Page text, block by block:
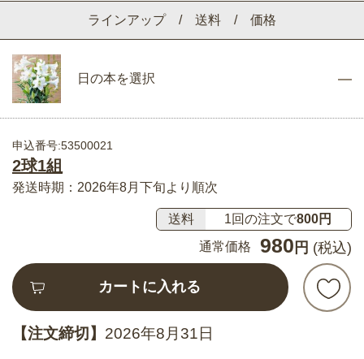
ラインアップ / 送料 / 価格
日の本を選択
申込番号:53500021
2球1組
発送時期：2026年8月下旬より順次
送料 1回の注文で800円
通常価格
980 円 (税込)
カートに入れる
【注文締切】 2026年8月31日